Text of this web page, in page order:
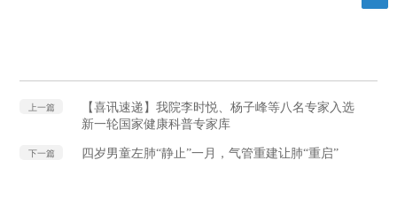
上一篇
【喜讯速递】我院李时悦、杨子峰等八名专家入选
新一轮国家健康科普专家库
下一篇 四岁男童左肺“静止”一月，气管重建让肺“重启”